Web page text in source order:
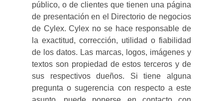
público, o de clientes que tienen una página
de presentación en el Directorio de negocios
de Cylex. Cylex no se hace responsable de
la exactitud, corrección, utilidad o fiabilidad
de los datos. Las marcas, logos, imágenes y
textos son propiedad de estos terceros y de
sus respectivos dueños. Si tiene alguna
pregunta o sugerencia con respecto a este